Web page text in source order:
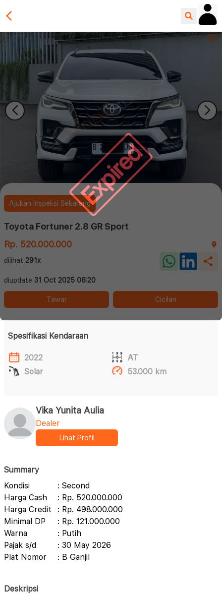
Expired
Ajukan Inspeksi Sekarang
Toyota Fortuner 2.8 GR Sport
Rp. 520.000.000
dilihat 291x
diupdate 31 Oct 2025 08:20
Tawar Cicilan
Spesifikasi Kendaraan
2022
AT
Solar
53.000 km
Vika Yunita Aulia
Dealer
Lihat Profil
Summary
Kondisi
: Second
Harga Cash
: Rp. 520.000.000
Harga Credit
: Rp. 498.000.000
Minimal DP
: Rp. 121.000.000
Warna
: Putih
Pajak s/d
: 30 May 2026
Plat Nomor
: B Ganjil
Deskripsi